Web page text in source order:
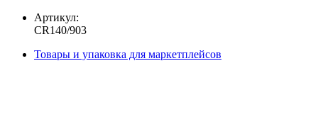
Артикул:
CR140/903
Товары и упаковка для маркетплейсов